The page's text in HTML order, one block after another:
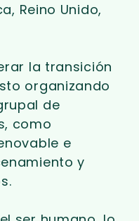
Reino Unido,
la transición
organizando
de
como
e
y